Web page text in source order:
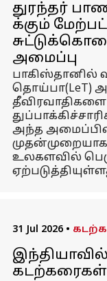
துரந்தர்
க்கும்
அமைப்பு
பாகிஸ்தானில்
தொய்பா(LeT)
அந்த அமைப்பின்
உலகளவில்
31 Jul 2026 •
கடற்கரைகள்: